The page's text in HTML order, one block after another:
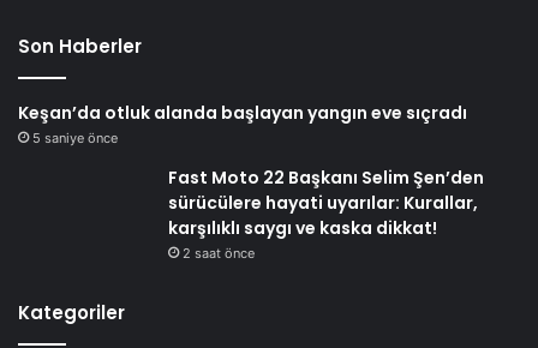
Son Haberler
Keşan’da otluk alanda başlayan yangın eve sıçradı
5 saniye önce
Fast Moto 22 Başkanı Selim Şen’den
sürücülere hayati uyarılar: Kurallar,
karşılıklı saygı ve kaska dikkat!
2 saat önce
Kategoriler